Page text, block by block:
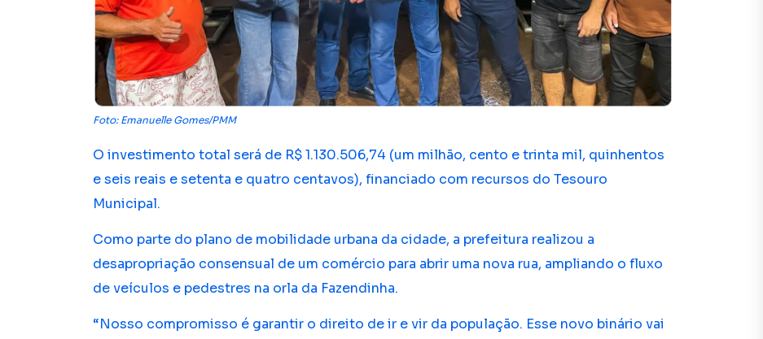
Foto: Emanuelle Gomes/PMM
O investimento total será de R$ 1.130.506,74 (um milhão, cento e trinta mil, quinhentos
e seis reais e setenta e quatro centavos), financiado com recursos do Tesouro
Municipal.
Como parte do plano de mobilidade urbana da cidade, a prefeitura realizou a
desapropriação consensual de um comércio para abrir uma nova rua, ampliando o fluxo
de veículos e pedestres na orla da Fazendinha.
“Nosso compromisso é garantir o direito de ir e vir da população. Esse novo binário vai